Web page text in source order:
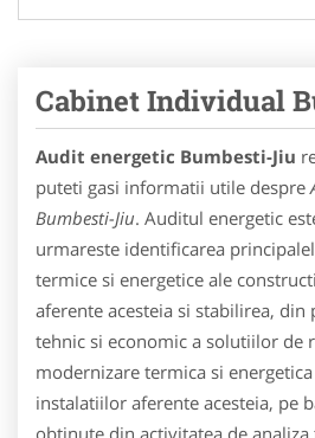
Cabinet Individual
Audit energetic Bumbesti-Jiu
puteti gasi informatii utile despre
Bumbesti-Jiu. Auditul energetic
urmareste identificarea
termice si energetice ale
aferente acesteia si stabilirea, din
tehnic si economic a solutiilor de
modernizare termica si
instalatiilor aferente acesteia, pe
obtinute din activitatea de analiza